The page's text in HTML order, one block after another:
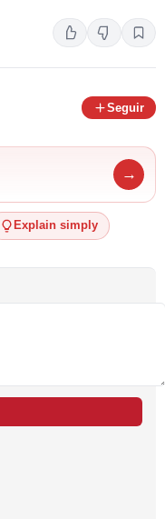
Seguir
→
Explain simply